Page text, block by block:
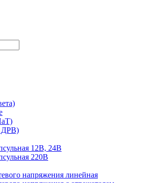
ДРВ)
12В, 24В
220В
напряжения линейная